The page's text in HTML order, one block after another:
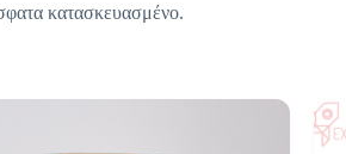
κατασκευασμένο.